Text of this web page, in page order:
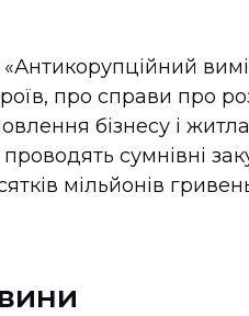
про справи про
бізнесу і
сумнівні
мільйонів